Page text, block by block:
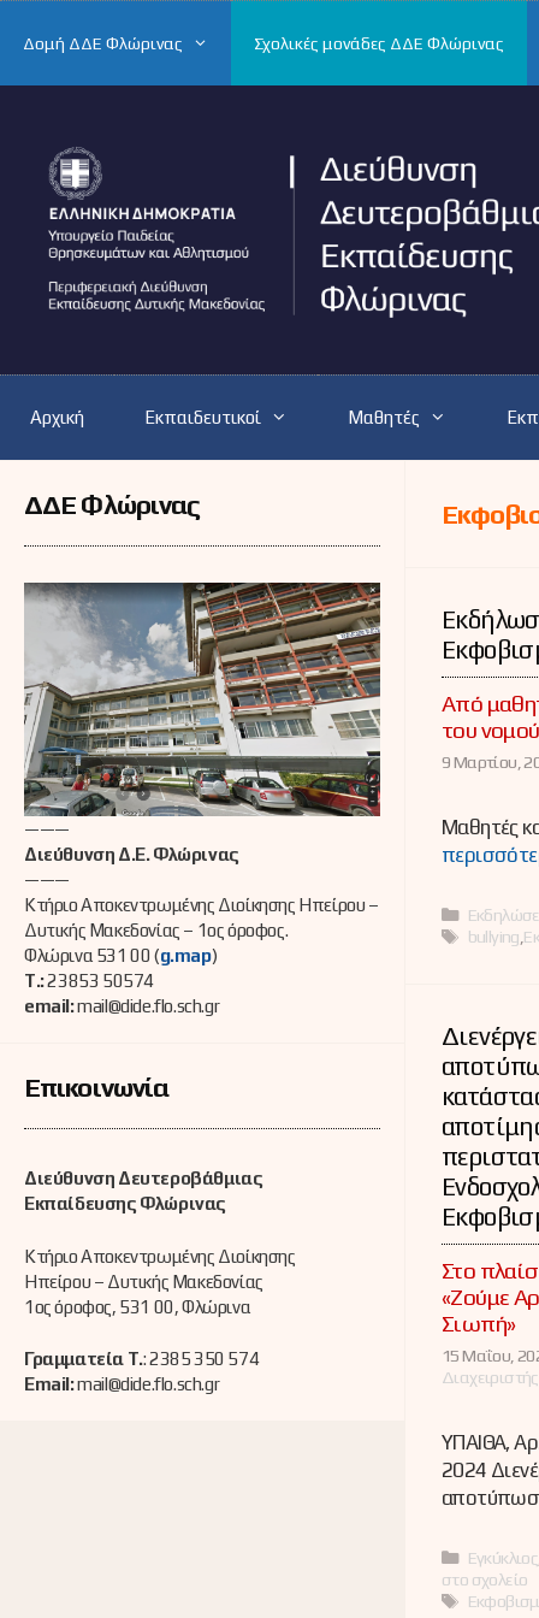
Δομή ΔΔΕ Φλώρινας Σχολικές μονάδες ΔΔΕ Φλώρινας
Αρχική Εκπαιδευτικοί Μαθητές
Από
του νομού
9 Μαρτίου,
Μαθητές
Ετικέτες
bullying
Στο
«Ζούμε
Σιωπή»
15 Μαΐου,
ΥΠΑΙΘΑ,
2024
Εγκύκλιος
στο σχολείο
Ετικέτες
ΔΔΕ Φλώρινας
———
Διεύθυνση Δ.Ε. Φλώρινας
———
Κτήριο Αποκεντρωμένης Διοίκησης Ηπείρου –
Δυτικής Μακεδονίας – 1ος όροφος.
Φλώρινα 531 00 (g.map)
Τ.:23853 50574
email:mail@dide.flo.sch.gr
Επικοινωνία
Διεύθυνση Δευτεροβάθμιας
Εκπαίδευσης Φλώρινας
Κτήριο Αποκεντρωμένης Διοίκησης
Ηπείρου – Δυτικής Μακεδονίας
1ος όροφος, 531 00, Φλώρινα
Γραμματεία Τ.: 2385 350 574
Email:mail@dide.flo.sch.gr